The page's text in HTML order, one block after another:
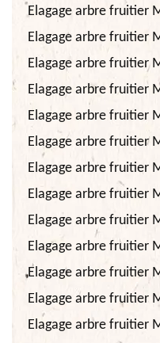
Elagage arbre fruitier
Elagage arbre fruitier
Elagage arbre fruitier
Elagage arbre fruitier
Elagage arbre fruitier
Elagage arbre fruitier
Elagage arbre fruitier
Elagage arbre fruitier
Elagage arbre fruitier
Elagage arbre fruitier
Elagage arbre fruitier
Elagage arbre fruitier
Elagage arbre fruitier